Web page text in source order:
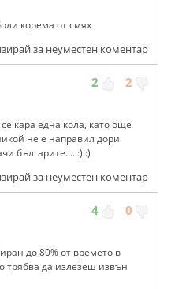
корема от смях
за неуместен коментар
2 2
кара една кола, като още
не е направил дори
българите.... :) :)
за неуместен коментар
4 0
до 80% от времето в
трябва да излезеш извън